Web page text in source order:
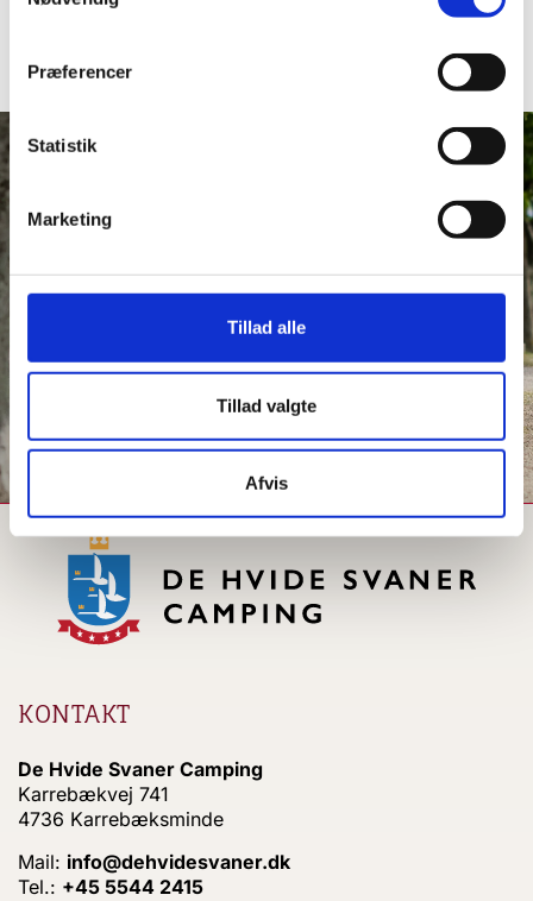
Præferencer
Statistik
Marketing
Tillad alle
Tillad valgte
Afvis
De Hvide Svaner er en verden i verden, hvor din
Karrebæk fjord med skov til én side og skønne
Hvide Svaner rammen for din bedste ferie – til
KONTAKT
De Hvide Svaner Camping
Karrebækvej 741
4736 Karrebæksminde
Mail: info@dehvidesvaner.dk
Tel.: +45 5544 2415